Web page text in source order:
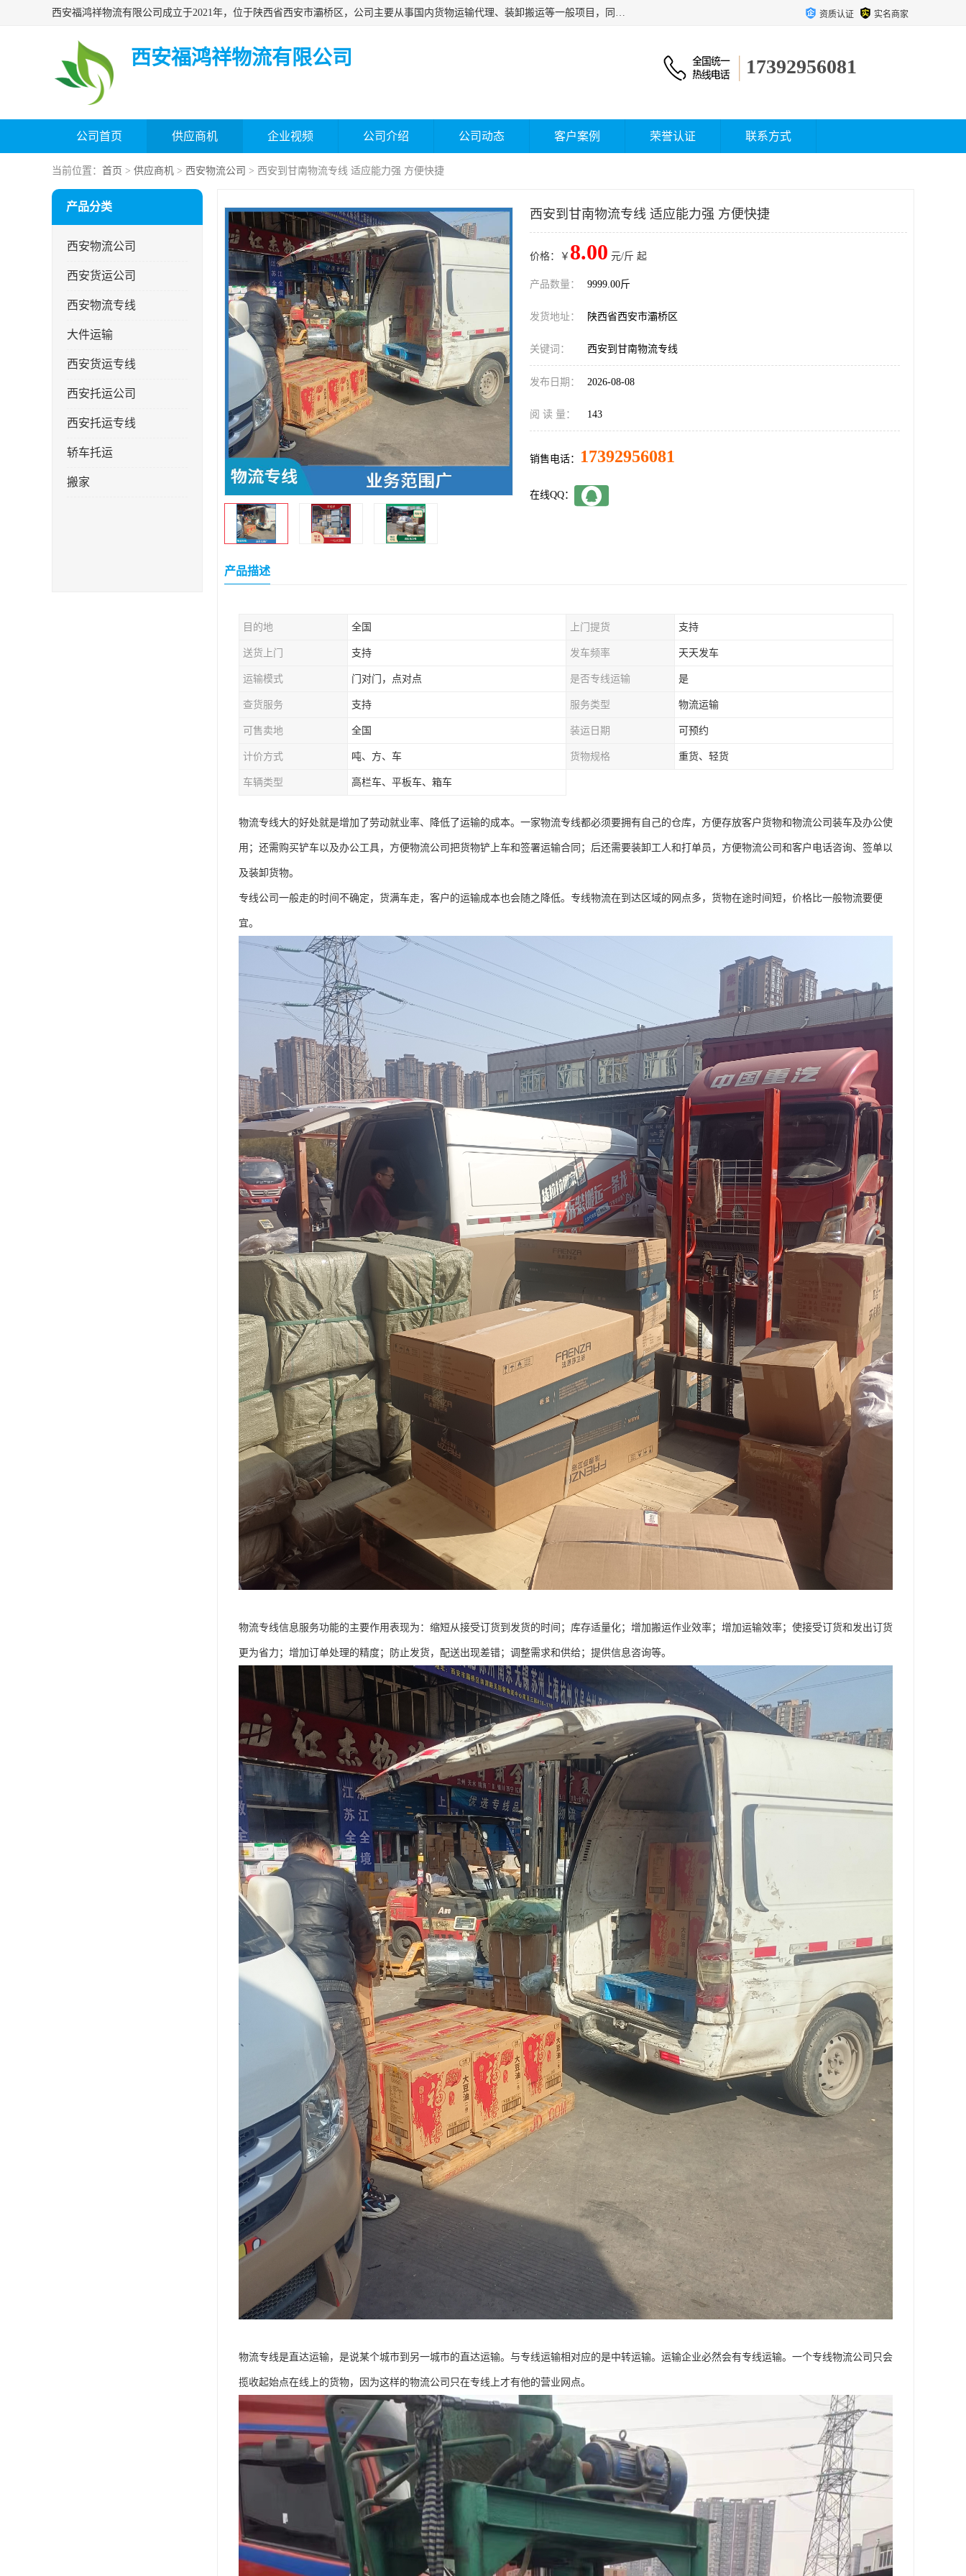
西安福鸿祥物流有限公司成立于2021年，位于陕西省西安市灞桥区，公司主要从事国内货物运输代理、装卸搬运等一般项目，同时具备道路货物运输（不含危险货物）的许可资质。凭借专业的物流服务和*的运输能力，公司致力于为客户提供安全、可靠的物流解决方案，满足多样化的运输需求，助力企业*运营。 资质认证 实名商家
西安福鸿祥物流有限公司 17392956081
公司首页 供应商机 企业视频 公司介绍 公司动态 客户案例 荣誉认证 联系方式
当前位置： 首页 > 供应商机 > 西安物流公司 > 西安到甘南物流专线 适应能力强 方便快捷
产品分类
西安物流公司
西安货运公司
西安物流专线
大件运输
西安货运专线
西安托运公司
西安托运专线
轿车托运
搬家
西安到甘南物流专线 适应能力强 方便快捷
价格：￥ 8.00 元/斤 起
产品数量： 9999.00斤
发货地址： 陕西省西安市灞桥区
关键词： 西安到甘南物流专线
发布日期： 2026-08-08
阅 读 量： 143
销售电话： 17392956081
在线QQ：
产品描述
目的地 全国 上门提货 支持
送货上门 支持 发车频率 天天发车
运输模式 门对门，点对点 是否专线运输 是
查货服务 支持 服务类型 物流运输
可售卖地 全国 装运日期 可预约
计价方式 吨、方、车 货物规格 重货、轻货
车辆类型 高栏车、平板车、箱车
物流专线大的好处就是增加了劳动就业率、降低了运输的成本。一家物流专线都必须要拥有自己的仓库，方便存放客户货物和物流公司装车及办公使
用；还需购买铲车以及办公工具，方便物流公司把货物铲上车和签署运输合同；后还需要装卸工人和打单员，方便物流公司和客户电话咨询、签单以
及装卸货物。
专线公司一般走的时间不确定，货满车走，客户的运输成本也会随之降低。专线物流在到达区域的网点多，货物在途时间短，价格比一般物流要便
宜。
物流专线信息服务功能的主要作用表现为：缩短从接受订货到发货的时间；库存适量化；增加搬运作业效率；增加运输效率；使接受订货和发出订货
更为省力；增加订单处理的精度；防止发货，配送出现差错；调整需求和供给；提供信息咨询等。
物流专线是直达运输，是说某个城市到另一城市的直达运输。与专线运输相对应的是中转运输。运输企业必然会有专线运输。一个专线物流公司只会
揽收起始点在线上的货物，因为这样的物流公司只在专线上才有他的营业网点。